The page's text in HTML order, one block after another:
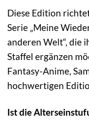
Diese Edition
Serie „Meine
anderen Welt“, die
Staffel ergänzen
Fantasy-Anime,
hochwertigen
Ist die